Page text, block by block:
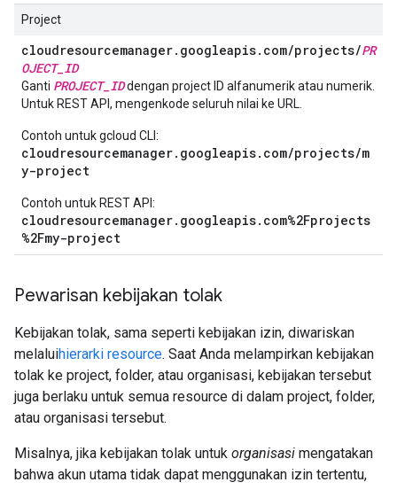
Project
cloudresourcemanager.googleapis.com/projects/PR
OJECT_ID
Ganti PROJECT_IDdengan project ID alfanumerik atau numerik.
Untuk REST API, mengenkode seluruh nilai ke URL.
Contoh untuk gcloud CLI:
cloudresourcemanager.googleapis.com/projects/m
y-project
Contoh untuk REST API:
cloudresourcemanager.googleapis.com%2Fprojects
%2Fmy-project
Pewarisan kebijakan tolak
Kebijakan tolak, sama seperti kebijakan izin, diwariskan
melaluihierarki resource. Saat Anda melampirkan kebijakan
tolak ke project, folder, atau organisasi, kebijakan tersebut
juga berlaku untuk semua resource di dalam project, folder,
atau organisasi tersebut.
Misalnya, jika kebijakan tolak untuk organisasi mengatakan
bahwa akun utama tidak dapat menggunakan izin tertentu,